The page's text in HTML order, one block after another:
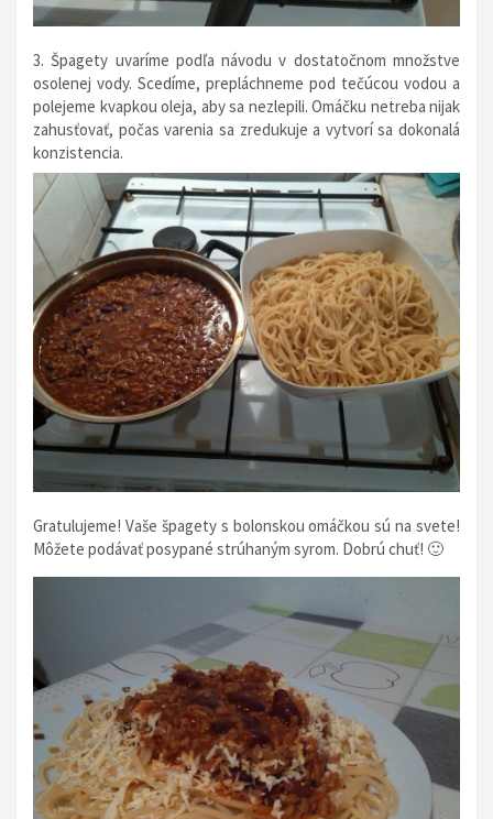
3. Špagety uvaríme podľa návodu v dostatočnom množstve
osolenej vody. Scedíme, prepláchneme pod tečúcou vodou a
polejeme kvapkou oleja, aby sa nezlepili. Omáčku netreba nijak
zahusťovať, počas varenia sa zredukuje a vytvorí sa dokonalá
konzistencia.
Gratulujeme! Vaše špagety s bolonskou omáčkou sú na svete!
Môžete podávať posypané strúhaným syrom. Dobrú chuť! 🙂